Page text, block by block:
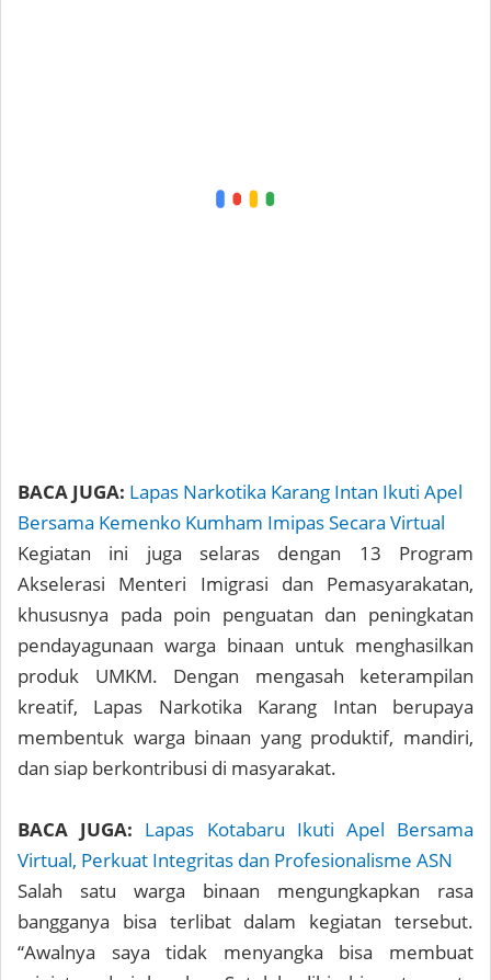
BACA JUGA: Lapas Narkotika Karang Intan Ikuti Apel
Bersama Kemenko Kumham Imipas Secara Virtual
Kegiatan ini juga selaras dengan 13 Program
Akselerasi Menteri Imigrasi dan Pemasyarakatan,
khususnya pada poin penguatan dan peningkatan
pendayagunaan warga binaan untuk menghasilkan
produk UMKM. Dengan mengasah keterampilan
kreatif, Lapas Narkotika Karang Intan berupaya
membentuk warga binaan yang produktif, mandiri,
dan siap berkontribusi di masyarakat.
BACA JUGA: Lapas Kotabaru Ikuti Apel Bersama
Virtual, Perkuat Integritas dan Profesionalisme ASN
Salah satu warga binaan mengungkapkan rasa
bangganya bisa terlibat dalam kegiatan tersebut.
“Awalnya saya tidak menyangka bisa membuat